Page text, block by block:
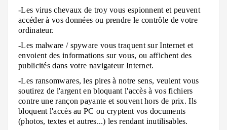
-Les virus chevaux de troy vous espionnent et peuvent
accéder à vos données ou prendre le contrôle de votre
ordinateur.
-Les malware / spyware vous traquent sur Internet et
envoient des informations sur vous, ou affichent des
publicités dans votre navigateur Internet.
-Les ransomwares, les pires à notre sens, veulent vous
soutirez de l'argent en bloquant l'accès à vos fichiers
contre une rançon payante et souvent hors de prix. Ils
bloquent l'accès au PC ou cryptent vos documents
(photos, textes et autres...) les rendant inutilisables.